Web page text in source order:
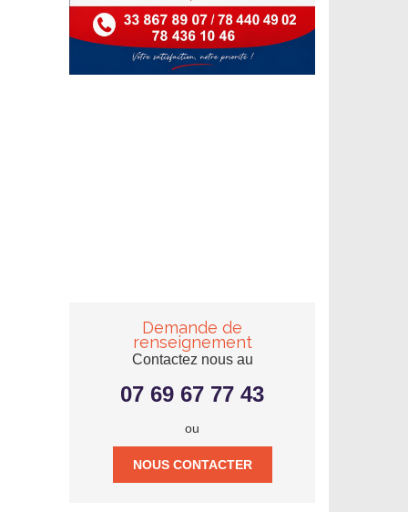
Demande de
renseignement
Contactez nous au
07 69 67 77 43
ou
NOUS CONTACTER